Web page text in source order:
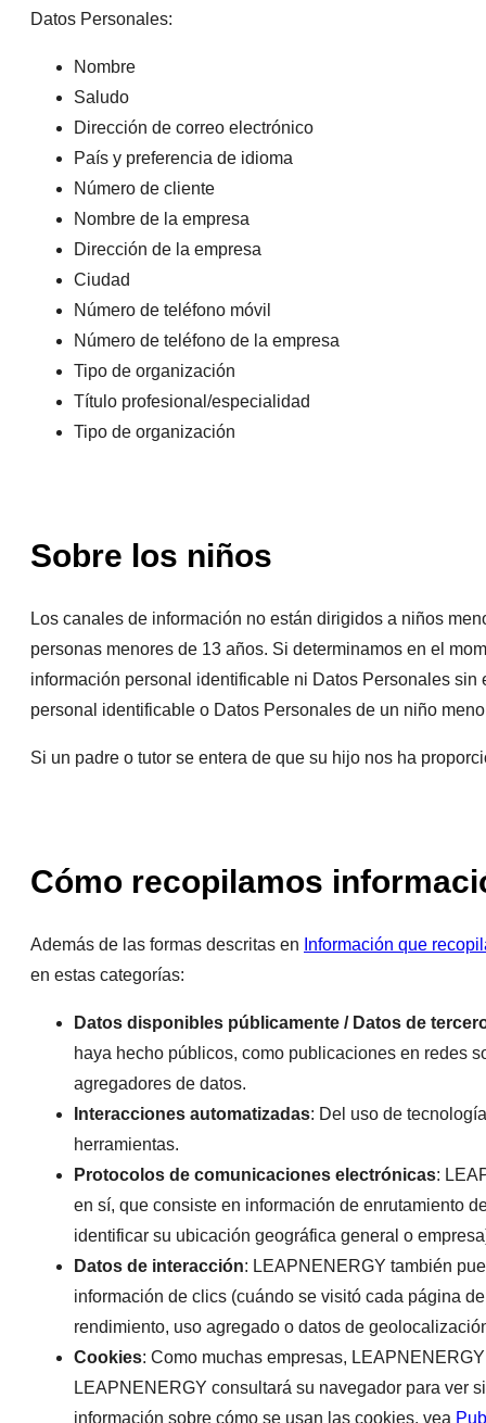
Datos Personales:
Nombre
Saludo
Dirección de correo electrónico
País y preferencia de idioma
Número de cliente
Nombre de la empresa
Dirección de la empresa
Ciudad
Número de teléfono móvil
Número de teléfono de la empresa
Tipo de organización
Título profesional/especialidad
Tipo de organización
Sobre los niños
Los canales de información no están dirigidos a niños
personas menores de 13 años. Si determinamos en el
información personal identificable ni Datos Personales
personal identificable o Datos Personales de un niño
Si un padre o tutor se entera de que su hijo nos ha
Cómo recopilamos
Además de las formas descritas en Información que
en estas categorías:
Datos disponibles públicamente / Datos de
haya hecho públicos, como publicaciones en redes
agregadores de datos.
Interacciones automatizadas: Del uso de
herramientas.
Protocolos de comunicaciones electrónicas:
en sí, que consiste en información de enrutamiento
identificar su ubicación geográfica general o
Datos de interacción: LEAPNENERGY también
información de clics (cuándo se visitó cada página
rendimiento, uso agregado o datos de
Cookies: Como muchas empresas,
LEAPNENERGY consultará su navegador para ver
información sobre cómo se usan las cookies, vea